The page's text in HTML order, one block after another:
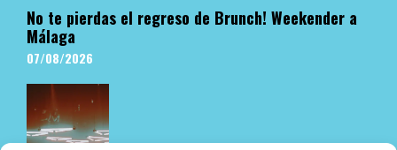
No te pierdas el regreso de Brunch! Weekender a
Málaga
07/08/2026